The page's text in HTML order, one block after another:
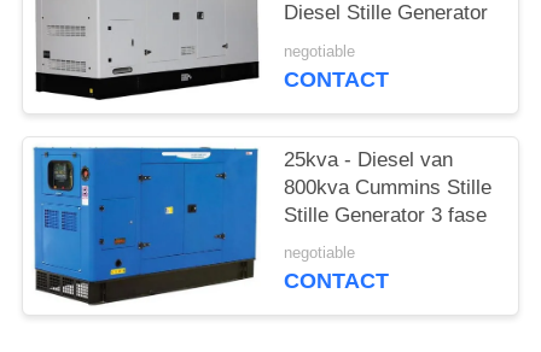
Diesel Stille Generator
negotiable
CONTACT
25kva - Diesel van
800kva Cummins Stille
Stille Generator 3 fase
negotiable
CONTACT